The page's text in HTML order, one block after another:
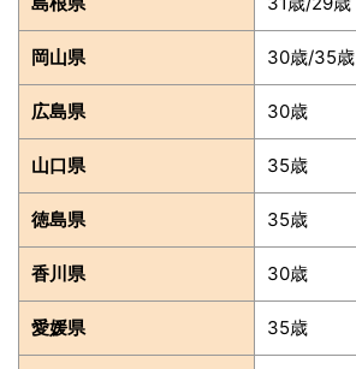
岡山県 30歳/35歳
広島県 30歳
山口県 35歳
徳島県 35歳
香川県 30歳
愛媛県 35歳